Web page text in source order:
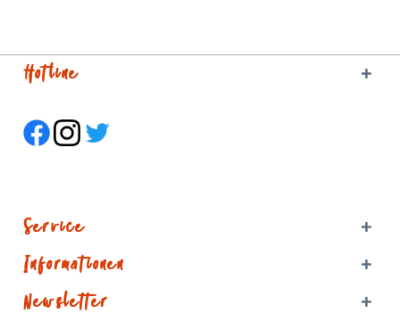
Hotline
Service
Informationen
Newsletter